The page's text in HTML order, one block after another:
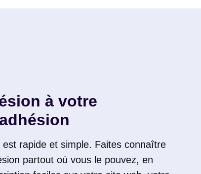
à votre
rapide et simple. Faites connaître
partout où vous le pouvez, en